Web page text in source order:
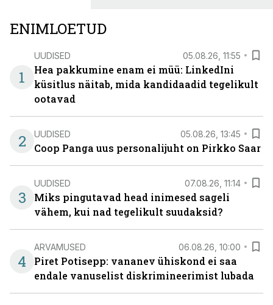
ENIMLOETUD
1
UUDISED 05.08.26, 11:55
Hea pakkumine enam ei müü: LinkedIni
küsitlus näitab, mida kandidaadid tegelikult
ootavad
2 UUDISED 05.08.26, 13:45
Coop Panga uus personalijuht on Pirkko Saar
3
UUDISED 07.08.26, 11:14
Miks pingutavad head inimesed sageli
vähem, kui nad tegelikult suudaksid?
4
ARVAMUSED 06.08.26, 10:00
Piret Potisepp: vananev ühiskond ei saa
endale vanuselist diskrimineerimist lubada